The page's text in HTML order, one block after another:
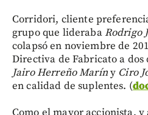
Corridori, cliente
grupo que liderabaRodrigo
colapsó en noviembre de
Directiva de Fabricato a dos
Jairo Herreño Maríny Ciro
en calidad de suplentes. (
Como el mayor accionista,